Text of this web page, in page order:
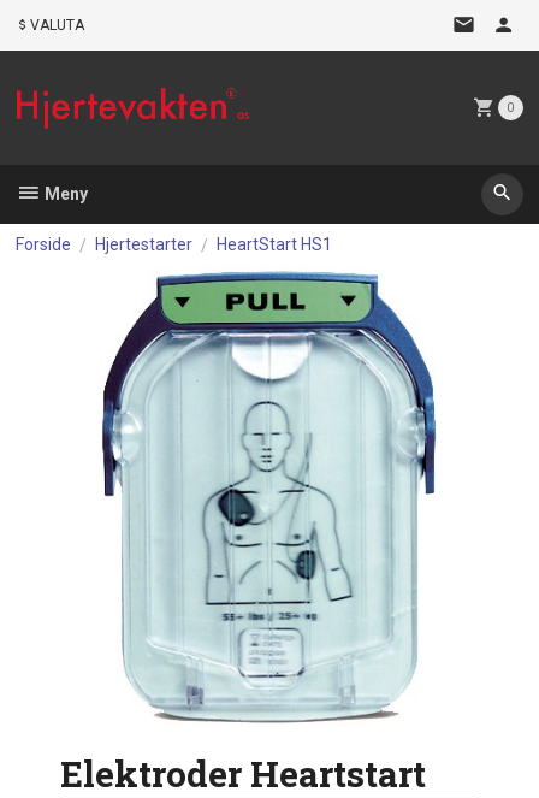
VALUTA
0
Meny
Forside Hjertestarter HeartStart HS1
Elektroder Heartstart